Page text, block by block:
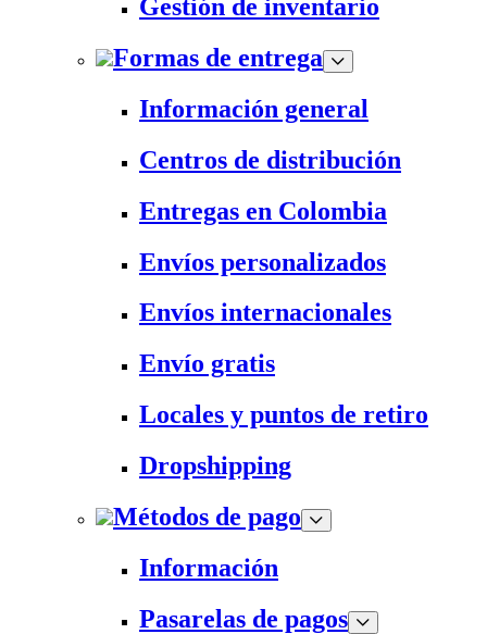
Gestión de inventario
Formas de entrega
Información general
Centros de distribución
Entregas en Colombia
Envíos personalizados
Envíos internacionales
Envío gratis
Locales y puntos de retiro
Dropshipping
Métodos de pago
Información
Pasarelas de pagos